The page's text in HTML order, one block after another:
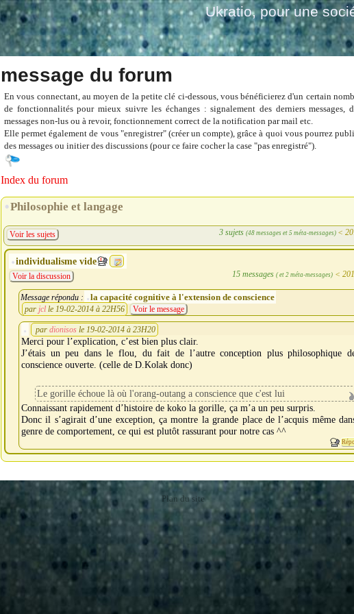
Ukratio, pour une
message du forum
En vous connectant, au moyen de la petite clé ci-dessous, vous bénéficierez d'un certain
de fonctionnalités pour mieux suivre les échanges : signalement des derniers messages,
messages non-lus ou à revoir, fonctionnement correct de la notification par mail etc.
Elle permet également de vous "enregistrer" (créer un compte), grâce à quoi vous pourrez
des messages ou initier des discussions (pour ce faire cocher la case "pas enregistré").
Index du forum
Philosophie et langage
3 sujets (48 messages et 5 méta-messages) <
Voir les sujets
individualisme vide
15 messages ( et 2 méta-messages)<
Voir la discussion
Message répondu : la capacité cognitive à l'extension de conscience
par jcl le 19-02-2014 à 22H56 Voir le message
par dionisos le 19-02-2014 à 23H20
Merci pour l’explication, c’est bien plus clair.
J’étais un peu dans le flou, du fait de l’autre conception plus philosophique
conscience ouverte. (celle de D.Kolak donc)
Le gorille échoue là où l'orang-outang a conscience que c'est lui
Connaissant rapidement d’histoire de koko la gorille, ça m’a un peu surpris.
Donc il s’agirait d’une exception, ça montre la grande place de l’acquis même
genre de comportement, ce qui est plutôt rassurant pour notre cas ^^
Plan du site